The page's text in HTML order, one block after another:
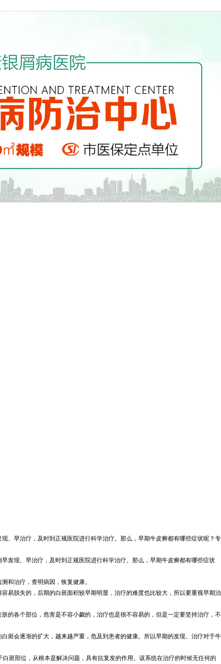
、早治疗，及时到正规医院进行科学治疗。那么，早期牛皮癣都有哪些症状呢？专
现、早治疗，及时到正规医院进行科学治疗。那么，早期牛皮癣都有哪些症状
和治疗，查明病因，恢复健康。
脱失的，后期的白斑面积较早期明显，治疗的难度也比较大，所以要重视早期治
各个部位，危害是不容小觑的，治疗也是很不容易的，但是一定要坚持治疗，不
会逐渐的扩大，越来越严重，危及到患者的健康。所以早期的发现、治疗对于牛
部位，从根本是解决问题，具有抗复发的作用。该系统在治疗的时候无任何的